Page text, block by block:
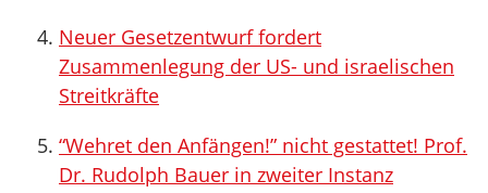
Neuer Gesetzentwurf fordert
Zusammenlegung der US- und israelischen
Streitkräfte
“Wehret den Anfängen!” nicht gestattet! Prof.
Dr. Rudolph Bauer in zweiter Instanz